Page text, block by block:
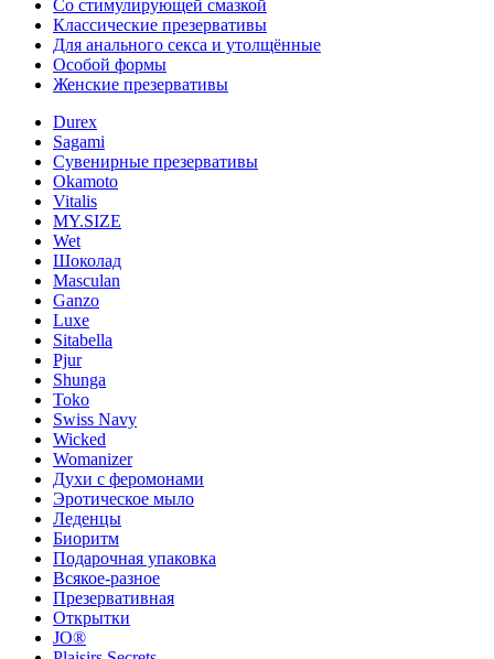
Со стимулирующей смазкой
Классические презервативы
Для анального секса и утолщённые
Особой формы
Женские презервативы
Durex
Sagami
Сувенирные презервативы
Okamoto
Vitalis
MY.SIZE
Wet
Шоколад
Masculan
Ganzo
Luxe
Sitabella
Pjur
Shunga
Toko
Swiss Navy
Wicked
Womanizer
Духи с феромонами
Эротическое мыло
Леденцы
Биоритм
Подарочная упаковка
Всякое-разное
Презервативная
Открытки
JO®